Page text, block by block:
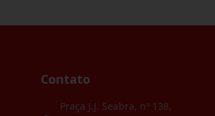
Contato
Praça J.J. Seabra, nº 138,